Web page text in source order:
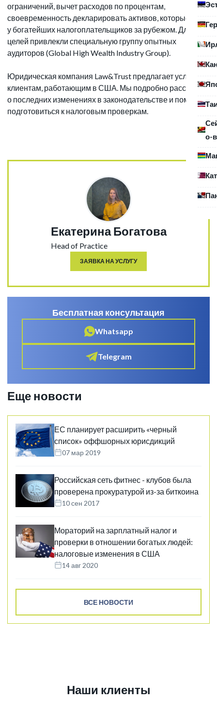
о-
ограничений, вычет расходов по процентам,
своевременность декларировать активов, которые есть
у богатейших налогоплательщиков за рубежом. Для этих
целей привлекли специальную группу опытных
аудиторов (Global High Wealth Industry Group).
Юридическая компания Law&Trust предлагает услуги
клиентам, работающим в США. Мы подробно расскажем
о последних изменениях в законодательстве и поможем
подготовиться к налоговым проверкам.
Екатерина Богатова
Head of Practice
ЗАЯВКА НА УСЛУГУ
Бесплатная консультация
Whatsapp
Telegram
Еще новости
ЕС планирует расширить «черный
список» оффшорных юрисдикций
07 мар 2019
Российская сеть фитнес - клубов была
проверена прокуратурой из-за биткоина
10 сен 2017
Мораторий на зарплатный налог и
проверки в отношении богатых людей:
налоговые изменения в США
14 авг 2020
ВСЕ НОВОСТИ
Наши клиенты